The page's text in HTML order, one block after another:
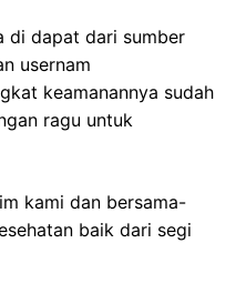
di dapat dari sumber
usernam
keamanannya sudah
ragu untuk
kami dan bersama-
baik dari segi